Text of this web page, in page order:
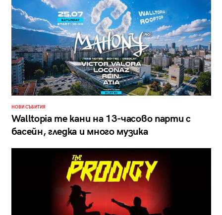
НОВИ СЪБИТИЯ
Walltopia те кани на 13-часово парти с
басейн, гледка и много музика